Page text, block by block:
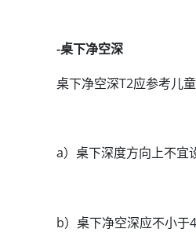
-桌下净空深
桌下净空深T2应参考儿
a）桌下深度方向上不宜
b）桌下净空深应不小于